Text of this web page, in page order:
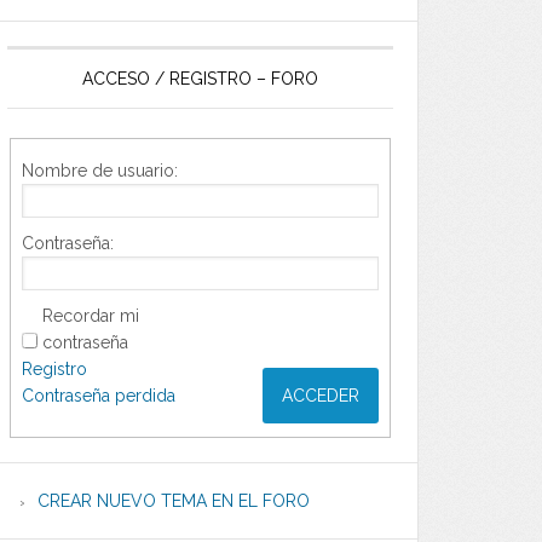
ACCESO / REGISTRO – FORO
Nombre de usuario:
Contraseña:
Recordar mi
contraseña
ACCEDER
Registro
Contraseña perdida
CREAR NUEVO TEMA EN EL FORO